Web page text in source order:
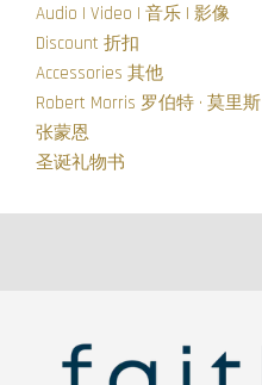
Audio | Video | 音乐 | 影像
Discount 折扣
Accessories 其他
Robert Morris 罗伯特 · 莫里斯
张蒙恩
圣诞礼物书